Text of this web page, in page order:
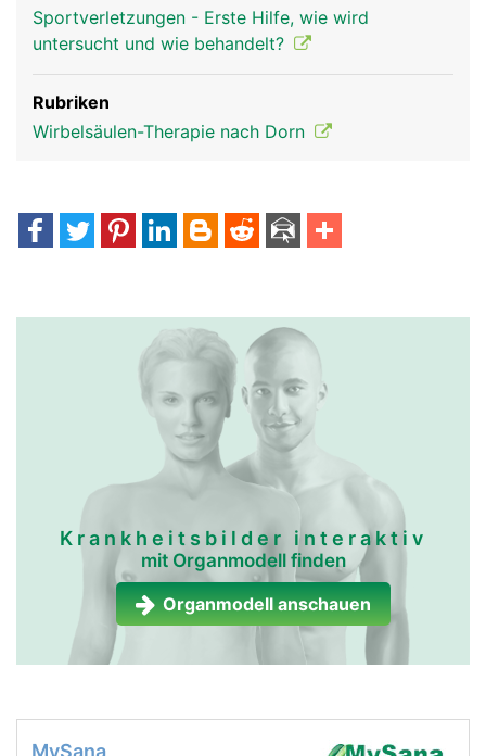
Sportverletzungen - Erste Hilfe, wie wird
untersucht und wie behandelt?
Rubriken
Wirbelsäulen-Therapie nach Dorn
Krankheitsbilder interaktiv
mit Organmodell finden
Organmodell anschauen
MySana